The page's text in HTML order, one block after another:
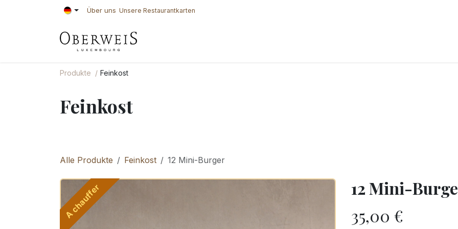
Zum Inhalt springen Über uns Unsere Restaurantkarten
Produkte Feinkost
Feinkost
Alle Produkte Feinkost 12 Mini-Burger
A chauffer
12 Mini-
35,00 €